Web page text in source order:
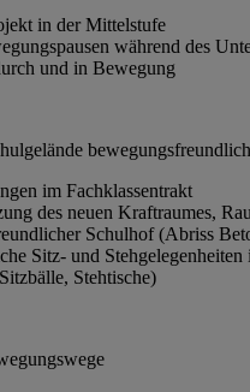
in der Mittelstufe
während des
und in Bewegung
im Fachklassentrakt
des neuen Kraftraumes,
Schulhof (Abriss
Sitz- und Stehgelegenheiten
Stehtische)